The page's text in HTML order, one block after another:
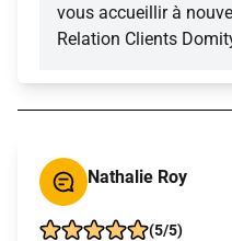
vous accueillir à
Relation Clients
Nathalie Roy
(5/5)